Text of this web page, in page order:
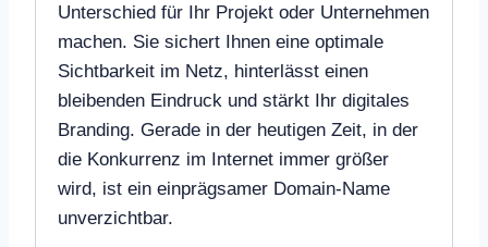
Unterschied für Ihr Projekt oder Unternehmen
machen. Sie sichert Ihnen eine optimale
Sichtbarkeit im Netz, hinterlässt einen
bleibenden Eindruck und stärkt Ihr digitales
Branding. Gerade in der heutigen Zeit, in der
die Konkurrenz im Internet immer größer
wird, ist ein einprägsamer Domain-Name
unverzichtbar.